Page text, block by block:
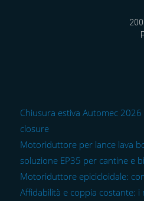
Chiusura estiva Automec
closure
Motoriduttore per lance lava
soluzione EP35 per cantine e
Motoriduttore epicicloidale:
Affidabilità e coppia costante: